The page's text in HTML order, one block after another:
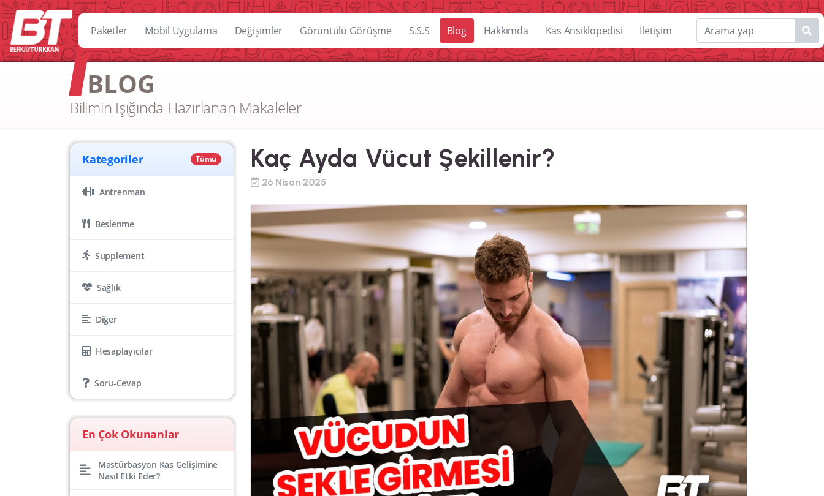
Paketler Mobil Uygulama Değişimler Görüntülü Görüşme S.S.S Blog Hakkımda Kas Ansiklopedisi İletişim
BLOG
Bilimin Işığında Hazırlanan Makaleler
Kategoriler Tümü
Antrenman
Beslenme
Supplement
Sağlık
Diğer
Hesaplayıcılar
Soru-Cevap
En Çok Okunanlar
Mastürbasyon Kas Gelişimine
Nasıl Etki Eder?
Kaç Ayda Vücut Şekillenir?
26 Nisan 2025